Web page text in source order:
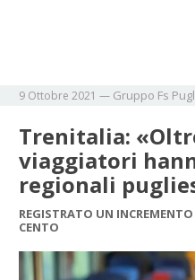
9 Ottobre 2021 — Gruppo Fs
Trenitalia:
viaggiatori
regionali
REGISTRATO UN INCREMENTO
CENTO